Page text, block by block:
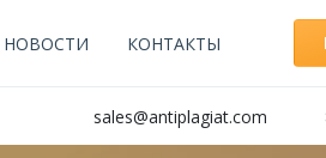
НОВОСТИ КОНТАКТЫ
sales@antiplagiat.com